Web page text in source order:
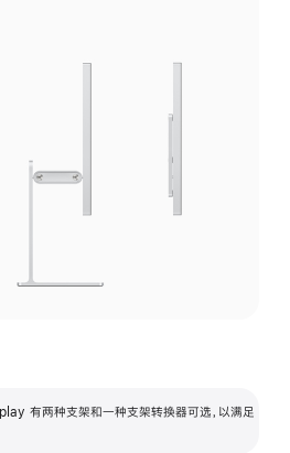
有两种支架和一种支架转换器可选，以满足